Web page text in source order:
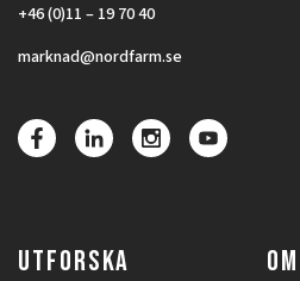
+46 (0)11 – 19 70 40
marknad@nordfarm.se
UTFORSKA